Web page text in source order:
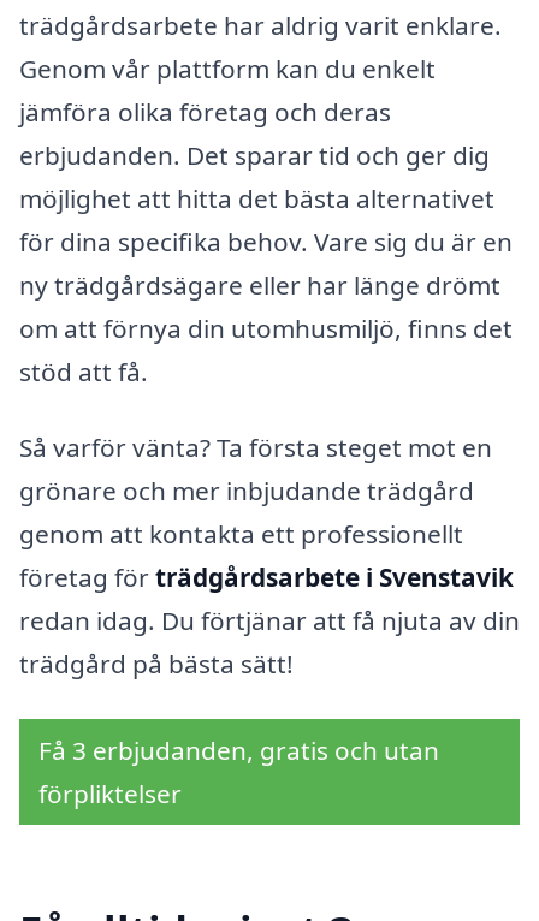
trädgårdsarbete har aldrig varit enklare.
Genom vår plattform kan du enkelt
jämföra olika företag och deras
erbjudanden. Det sparar tid och ger dig
möjlighet att hitta det bästa alternativet
för dina specifika behov. Vare sig du är en
ny trädgårdsägare eller har länge drömt
om att förnya din utomhusmiljö, finns det
stöd att få.
Så varför vänta? Ta första steget mot en
grönare och mer inbjudande trädgård
genom att kontakta ett professionellt
företag förträdgårdsarbete i Svenstavik
redan idag. Du förtjänar att få njuta av din
trädgård på bästa sätt!
Få 3 erbjudanden, gratis och utan
förpliktelser